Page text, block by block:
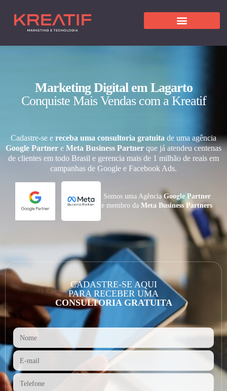
Marketing Digital em Lagarto
Conquiste Mais Vendas com a Kreatif
Cadastre-se e receba uma consultoria gratuita de uma agência
Google Partner e Meta Business Partner que já atendeu centenas
de clientes em todo Brasil e gerencia mais de 1 milhão de reais em
campanhas de Google e Facebook Ads.
Somos uma AgênciaGoogle Partner
e membro daMeta Business Partners
CADASTRE-SE AQUI
PARA RECEBER UMA
CONSULTORIA GRATUITA